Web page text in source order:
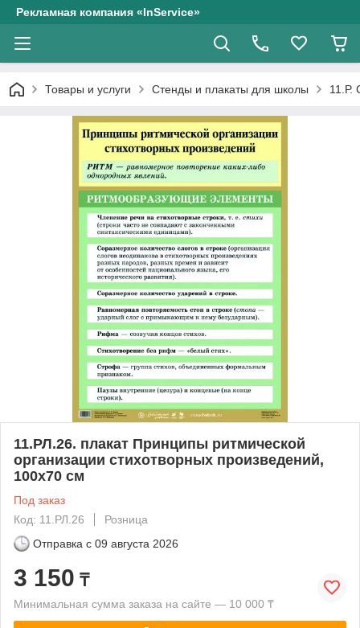
Рекламная компания «InService»
Товары и услуги Стенды и плакаты для школы 11.Р.
11.РЛ.26. плакат Принципы ритмической
организации стихотворных произведений,
100х70 см
Под заказ
Код: 11.РЛ.26
Розница
Отправка с 09 августа 2026
3 150 ₸
Минимальная сумма заказа на сайте — 10 000 ₸